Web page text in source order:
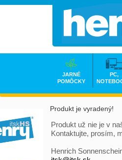
Produkt je vyradený!
Produkt už nie je v
Kontaktujte, prosím,
Henrich
JARNÉ
POMÔCKY
PC,